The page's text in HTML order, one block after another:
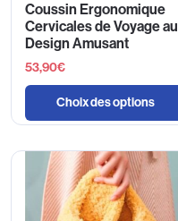
Coussin Ergonomique
Cervicales de Voyage au
Design Amusant
53,90€
Choix des options